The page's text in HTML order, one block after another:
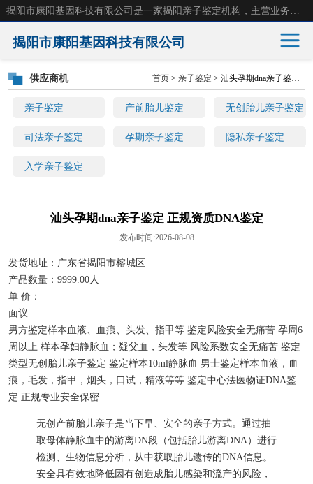
揭阳市康阳基因科技有限公司
亲子鉴定 产前胎儿鉴定 无创胎儿亲子鉴定
司法亲子鉴定 孕期亲子鉴定 隐私亲子鉴定
入学亲子鉴定
供应商机 首页 > 亲子鉴定 > 汕头孕期dna亲子鉴定 正规资质DNA鉴定
汕头孕期dna亲子鉴定 正规资质DNA鉴定
发布时间:2026-08-08
发货地址：广东省揭阳市榕城区
产品数量：9999.00人
单 价：
面议
男方鉴定样本血液、血痕、头发、指甲等 鉴定风险安全无痛苦 孕周6
周以上 样本孕妇静脉血；疑父血，头发等 风险系数安全无痛苦 鉴定
类型无创胎儿亲子鉴定 鉴定样本10ml静脉血 男士鉴定样本血液，血
痕，毛发，指甲，烟头，口试，精液等等 鉴定中心法医物证DNA鉴
定 正规专业安全保密
无创产前胎儿亲子是当下早、安全的亲子方式。通过抽
取母体静脉血中的游离DN段（包括胎儿游离DNA）进行
检测、生物信息分析，从中获取胎儿遗传的DNA信息。
安全具有效地降低因有创造成胎儿感染和流产的风险，
亲子鉴定 产前胎儿鉴定
无创胎儿亲子鉴定 司法亲子鉴定
孕期亲子鉴定